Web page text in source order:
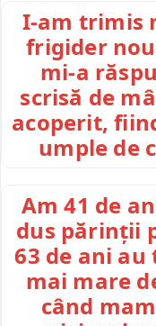
I-am trimis
frigider
mi-a
scrisă de
acoperit,
umple de
Am 41 de
dus părinții
63 de ani
mai mare
când